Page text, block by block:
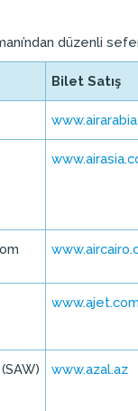
düzenli
Bilet Satış
www.ajet.com
www.azal.az